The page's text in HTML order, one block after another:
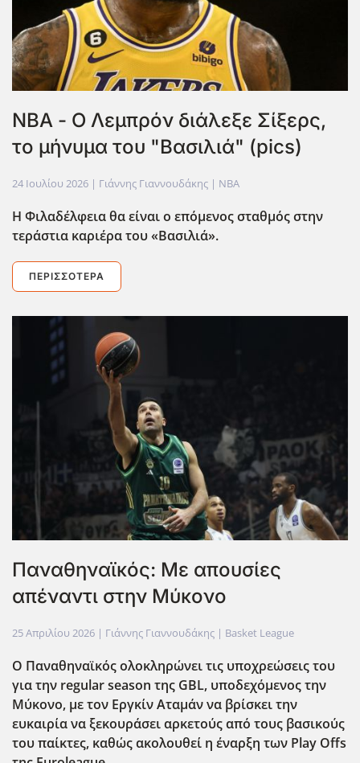
ΝΒΑ - Ο Λεμπρόν διάλεξε Σίξερς,
το μήνυμα του "Βασιλιά" (pics)
24 Ιουλίου 2026 | Γιάννης Γιαννουδάκης | NBA
Η Φιλαδέλφεια θα είναι ο επόμενος σταθμός στην
τεράστια καριέρα του «Βασιλιά».
ΠΕΡΙΣΣΌΤΕΡΑ
Παναθηναϊκός: Με απουσίες
απέναντι στην Μύκονο
25 Απριλίου 2026 | Γιάννης Γιαννουδάκης | Basket League
Ο Παναθηναϊκός ολοκληρώνει τις υποχρεώσεις του
για την regularseason της GBL, υποδεχόμενος την
Μύκονο, με τον Εργκίν Αταμάν να βρίσκει την
ευκαιρία να ξεκουράσει αρκετούς από τους βασικούς
του παίκτες, καθώς ακολουθεί η έναρξη των Play Offs